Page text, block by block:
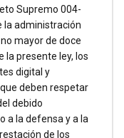
Supremo 004-
la administración
mayor de doce
la presente ley, los
digital y
deben respetar
debido
a la defensa y a la
de los